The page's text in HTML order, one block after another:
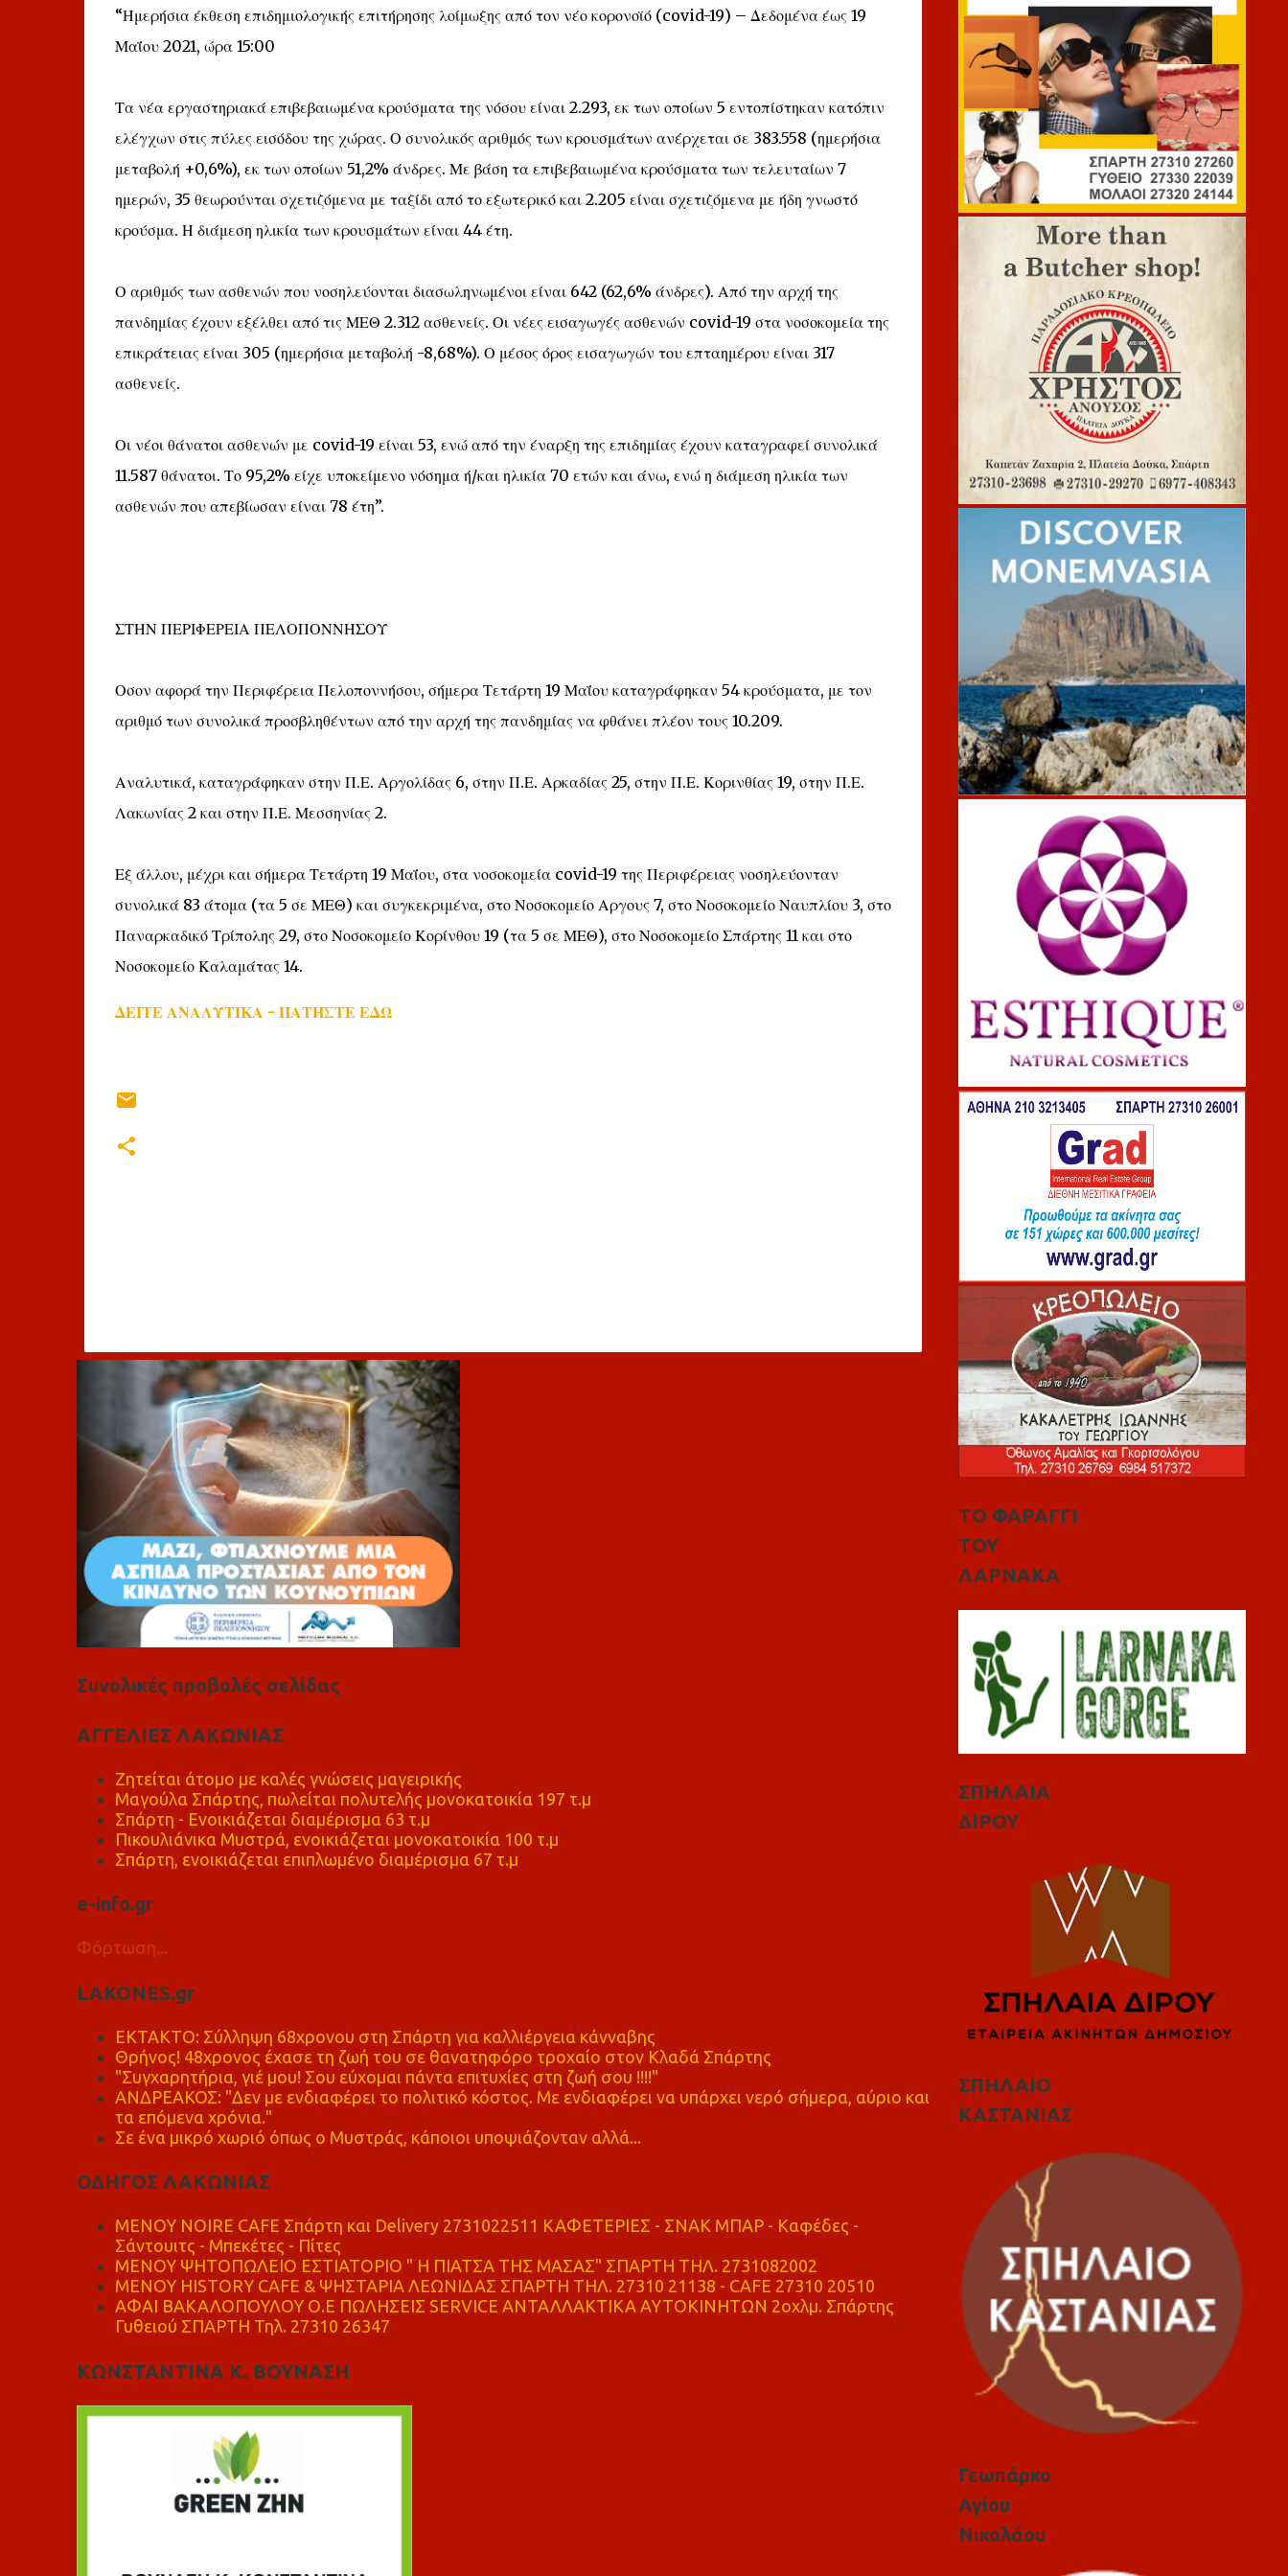
“Ημερήσια έκθεση επιδημιολογικής επιτήρησης λοίμωξης από τον νέο κορονοϊό (covid-19) – Δεδομένα έως 19
Μαΐου 2021, ώρα 15:00
Τα νέα εργαστηριακά επιβεβαιωμένα κρούσματα της νόσου είναι 2.293, εκ των οποίων 5 εντοπίστηκαν κατόπιν
ελέγχων στις πύλες εισόδου της χώρας. Ο συνολικός αριθμός των κρουσμάτων ανέρχεται σε 383.558 (ημερήσια
μεταβολή +0,6%), εκ των οποίων 51,2% άνδρες. Με βάση τα επιβεβαιωμένα κρούσματα των τελευταίων 7
ημερών, 35 θεωρούνται σχετιζόμενα με ταξίδι από το εξωτερικό και 2.205 είναι σχετιζόμενα με ήδη γνωστό
κρούσμα. Η διάμεση ηλικία των κρουσμάτων είναι 44 έτη.
Ο αριθμός των ασθενών που νοσηλεύονται διασωληνωμένοι είναι 642 (62,6% άνδρες). Από την αρχή της
πανδημίας έχουν εξέλθει από τις ΜΕΘ 2.312 ασθενείς. Οι νέες εισαγωγές ασθενών covid-19 στα νοσοκομεία της
επικράτειας είναι 305 (ημερήσια μεταβολή -8,68%). Ο μέσος όρος εισαγωγών του επταημέρου είναι 317
ασθενείς.
Οι νέοι θάνατοι ασθενών με covid-19 είναι 53, ενώ από την έναρξη της επιδημίας έχουν καταγραφεί συνολικά
11.587 θάνατοι. Το 95,2% είχε υποκείμενο νόσημα ή/και ηλικία 70 ετών και άνω, ενώ η διάμεση ηλικία των
ασθενών που απεβίωσαν είναι 78 έτη”.
ΣΤΗΝ ΠΕΡΙΦΕΡΕΙΑ ΠΕΛΟΠΟΝΝΗΣΟΥ
Οσον αφορά την Περιφέρεια Πελοποννήσου, σήμερα Τετάρτη 19 Μαΐου καταγράφηκαν 54 κρούσματα, με τον
αριθμό των συνολικά προσβληθέντων από την αρχή της πανδημίας να φθάνει πλέον τους 10.209.
Αναλυτικά, καταγράφηκαν στην Π.Ε. Αργολίδας 6, στην Π.Ε. Αρκαδίας 25, στην Π.Ε. Κορινθίας 19, στην Π.Ε.
Λακωνίας 2 και στην Π.Ε. Μεσσηνίας 2.
Εξ άλλου, μέχρι και σήμερα Τετάρτη 19 Μαΐου, στα νοσοκομεία covid-19 της Περιφέρειας νοσηλεύονταν
συνολικά 83 άτομα (τα 5 σε ΜΕΘ) και συγκεκριμένα, στο Νοσοκομείο Αργους 7, στο Νοσοκομείο Ναυπλίου 3, στο
Παναρκαδικό Τρίπολης 29, στο Νοσοκομείο Κορίνθου 19 (τα 5 σε ΜΕΘ), στο Νοσοκομείο Σπάρτης 11 και στο
Νοσοκομείο Καλαμάτας 14.
ΔΕΙΤΕ ΑΝΑΛΥΤΙΚΑ - ΠΑΤΗΣΤΕ ΕΔΩ
λ
Συνολικές προβολές σελίδας
ΑΓΓΕΛΙΕΣ ΛΑΚΩΝΙΑΣ
Ζητείται άτομο με καλές γνώσεις μαγειρικής
Μαγούλα Σπάρτης, πωλείται πολυτελής μονοκατοικία 197 τ.μ
Σπάρτη - Ενοικιάζεται διαμέρισμα 63 τ.μ
Πικουλιάνικα Μυστρά, ενοικιάζεται μονοκατοικία 100 τ.μ
Σπάρτη, ενοικιάζεται επιπλωμένο διαμέρισμα 67 τ.μ
e-info.gr
Φόρτωση...
LAKONES.gr
ΕΚΤΑΚΤΟ: Σύλληψη 68χρονου στη Σπάρτη για καλλιέργεια κάνναβης
Θρήνος! 48χρονος έχασε τη ζωή του σε θανατηφόρο τροχαίο στον Κλαδά Σπάρτης
"Συγχαρητήρια, γιέ μου! Σου εύχομαι πάντα επιτυχίες στη ζωή σου !!!!"
ΑΝΔΡΕΑΚΟΣ: "Δεν με ενδιαφέρει το πολιτικό κόστος. Με ενδιαφέρει να υπάρχει νερό σήμερα, αύριο και
τα επόμενα χρόνια."
Σε ένα μικρό χωριό όπως ο Μυστράς, κάποιοι υποψιάζονταν αλλά...
ΟΔΗΓΟΣ ΛΑΚΩΝΙΑΣ
MENOY NOIRE CAFE Σπάρτη και Delivery 2731022511 ΚΑΦΕΤΕΡΙΕΣ - ΣΝΑΚ ΜΠΑΡ - Καφέδες -
Σάντουιτς - Μπεκέτες - Πίτες
ΜΕΝΟΥ ΨΗΤΟΠΩΛΕΙΟ ΕΣΤΙΑΤΟΡΙΟ " Η ΠΙΑΤΣΑ ΤΗΣ ΜΑΣΑΣ" ΣΠΑΡΤΗ ΤΗΛ. 2731082002
ΜΕΝΟΥ HISTORY CAFE & ΨΗΣΤΑΡΙΑ ΛΕΩΝΙΔΑΣ ΣΠΑΡΤΗ ΤΗΛ. 27310 21138 - CAFE 27310 20510
ΑΦΑΙ ΒΑΚΑΛΟΠΟΥΛΟΥ Ο.Ε ΠΩΛΗΣΕΙΣ SERVICE ΑΝΤΑΛΛΑΚΤΙΚΑ ΑΥΤΟΚΙΝΗΤΩΝ 2οχλμ. Σπάρτης
Γυθειού ΣΠΑΡΤΗ Τηλ. 27310 26347
ΚΩΝΣΤΑΝΤΙΝΑ Κ. ΒΟΥΝΑΣΗ
ΤΟ ΦΑΡΑΓΓΙ
ΤΟΥ
ΛΑΡΝΑΚΑ
ΣΠΗΛΑΙΑ
ΔΙΡΟΥ
ΣΠΗΛΑΙΟ
ΚΑΣΤΑΝΙΑΣ
Γεωπάρκο
Αγίου
Νικολάου